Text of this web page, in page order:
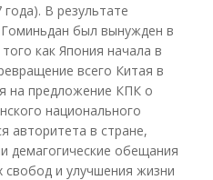
В результате
был вынужден в
как Япония начала в
всего Китая в
на предложение КПК о
национального
авторитета в стране,
демагогические обещания
свобод и улучшения жизни